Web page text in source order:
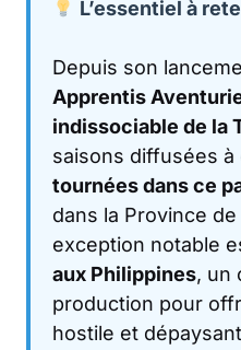
L’essentiel à
Depuis son
Apprentis
indissociable de la
saisons diffusées à
tournées dans ce
dans la Province
exception notable
aux Philippines, un
production pour
hostile et